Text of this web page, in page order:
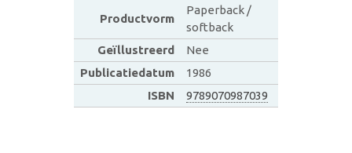
Productvorm
Paperback /
softback
Geïllustreerd
Nee
Publicatiedatum
1986
ISBN
9789070987039